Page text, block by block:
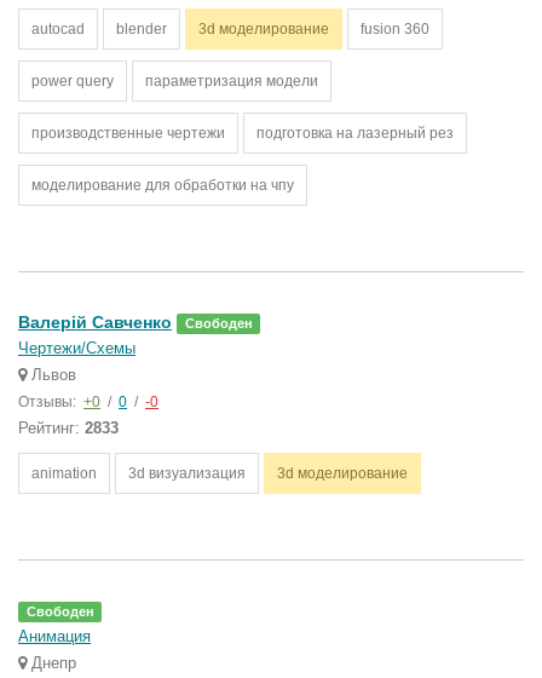
autocad blender 3d моделирование fusion 360
power query параметризация модели
производственные чертежи подготовка на лазерный рез
моделирование для обработки на чпу
Валерій Савченко Свободен
Чертежи/Схемы
Львов
Отзывы: +0 / 0 / -0
Рейтинг: 2833
animation 3d визуализация 3d моделирование
Свободен
Анимация
Днепр